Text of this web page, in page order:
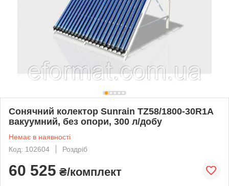
Сонячний колектор Sunrain TZ58/1800-30R1A
вакуумний, без опори, 300 л/добу
Немає в наявності
Код: 102604
Роздріб
60 525 ₴/комплект